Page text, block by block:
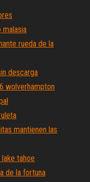
malasia
rueda de la
descarga
wolverhampton
mantienen las
tahoe
de la fortuna